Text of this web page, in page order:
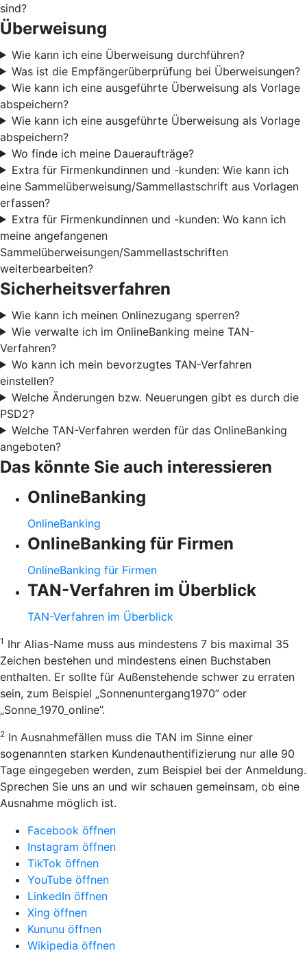
sind?
Überweisung
Wie kann ich eine Überweisung durchführen?
Was ist die Empfängerüberprüfung bei Überweisungen?
Wie kann ich eine ausgeführte Überweisung als Vorlage
abspeichern?
Wie kann ich eine ausgeführte Überweisung als Vorlage
abspeichern?
Wo finde ich meine Daueraufträge?
Extra für Firmenkundinnen und -kunden: Wie kann ich
eine Sammelüberweisung/Sammellastschrift aus Vorlagen
erfassen?
Extra für Firmenkundinnen und -kunden: Wo kann ich
meine angefangenen
Sammelüberweisungen/Sammellastschriften
weiterbearbeiten?
Sicherheitsverfahren
Wie kann ich meinen Onlinezugang sperren?
Wie verwalte ich im OnlineBanking meine TAN-
Verfahren?
Wo kann ich mein bevorzugtes TAN-Verfahren
einstellen?
Welche Änderungen bzw. Neuerungen gibt es durch die
PSD2?
Welche TAN-Verfahren werden für das OnlineBanking
angeboten?
Das könnte Sie auch interessieren
OnlineBanking
OnlineBanking
OnlineBanking für Firmen
OnlineBanking für Firmen
TAN-Verfahren im Überblick
TAN-Verfahren im Überblick
1 Ihr Alias-Name muss aus mindestens 7 bis maximal 35
Zeichen bestehen und mindestens einen Buchstaben
enthalten. Er sollte für Außenstehende schwer zu erraten
sein, zum Beispiel „Sonnenuntergang1970” oder
„Sonne_1970_online”.
2 In Ausnahmefällen muss die TAN im Sinne einer
sogenannten starken Kundenauthentifizierung nur alle 90
Tage eingegeben werden, zum Beispiel bei der Anmeldung.
Sprechen Sie uns an und wir schauen gemeinsam, ob eine
Ausnahme möglich ist.
Facebook öffnen
Instagram öffnen
TikTok öffnen
YouTube öffnen
LinkedIn öffnen
Xing öffnen
Kununu öffnen
Wikipedia öffnen